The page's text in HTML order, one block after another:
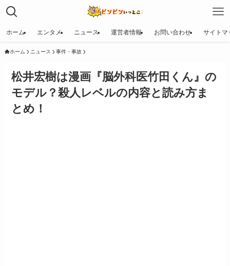
ホーム エンタメ ニュース 運営者情報 お問い合わせ サイトマ
ホーム ニュース 事件・事故
松井宏樹は漫画『脳外科医竹田くん』の
モデル？殺人レベルの内容と読み方ま
とめ！